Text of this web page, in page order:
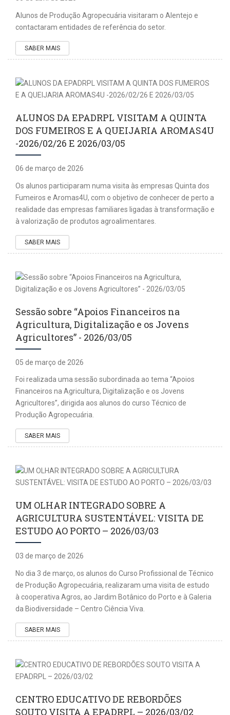
Alunos de Produção Agropecuária visitaram o Alentejo e
contactaram entidades de referência do setor.
SABER MAIS
ALUNOS DA EPADRPL VISITAM A QUINTA
DOS FUMEIROS E A QUEIJARIA AROMAS4U
-2026/02/26 E 2026/03/05
06 de março de 2026
Os alunos participaram numa visita às empresas Quinta dos
Fumeiros e Aromas4U, com o objetivo de conhecer de perto a
realidade das empresas familiares ligadas à transformação e
à valorização de produtos agroalimentares.
SABER MAIS
Sessão sobre “Apoios Financeiros na
Agricultura, Digitalização e os Jovens
Agricultores” - 2026/03/05
05 de março de 2026
Foi realizada uma sessão subordinada ao tema “Apoios
Financeiros na Agricultura, Digitalização e os Jovens
Agricultores”, dirigida aos alunos do curso Técnico de
Produção Agropecuária.
SABER MAIS
UM OLHAR INTEGRADO SOBRE A
AGRICULTURA SUSTENTÁVEL: VISITA DE
ESTUDO AO PORTO – 2026/03/03
03 de março de 2026
No dia 3 de março, os alunos do Curso Profissional de Técnico
de Produção Agropecuária, realizaram uma visita de estudo
à cooperativa Agros, ao Jardim Botânico do Porto e à Galeria
da Biodiversidade – Centro Ciência Viva.
SABER MAIS
CENTRO EDUCATIVO DE REBORDÕES
SOUTO VISITA A EPADRPL – 2026/03/02